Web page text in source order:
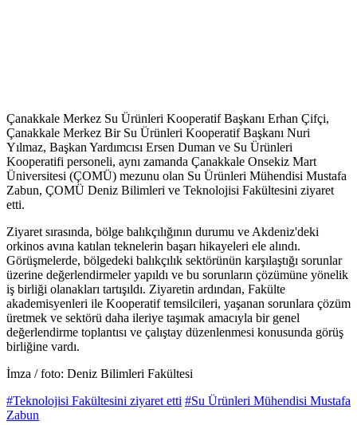
Çanakkale Merkez Su Ürünleri Kooperatif Başkanı Erhan Çifçi,
Çanakkale Merkez Bir Su Ürünleri Kooperatif Başkanı Nuri
Yılmaz, Başkan Yardımcısı Ersen Duman ve Su Ürünleri
Kooperatifi personeli, aynı zamanda Çanakkale Onsekiz Mart
Üniversitesi (ÇOMÜ) mezunu olan Su Ürünleri Mühendisi Mustafa
Zabun, ÇOMÜ Deniz Bilimleri ve Teknolojisi Fakültesini ziyaret
etti.
Ziyaret sırasında, bölge balıkçılığının durumu ve Akdeniz'deki
orkinos avına katılan teknelerin başarı hikayeleri ele alındı.
Görüşmelerde, bölgedeki balıkçılık sektörünün karşılaştığı sorunlar
üzerine değerlendirmeler yapıldı ve bu sorunların çözümüne yönelik
iş birliği olanakları tartışıldı. Ziyaretin ardından, Fakülte
akademisyenleri ile Kooperatif temsilcileri, yaşanan sorunlara çözüm
üretmek ve sektörü daha ileriye taşımak amacıyla bir genel
değerlendirme toplantısı ve çalıştay düzenlenmesi konusunda görüş
birliğine vardı.
İmza / foto: Deniz Bilimleri Fakültesi
#Teknolojisi Fakültesini ziyaret etti #Su Ürünleri Mühendisi Mustafa
Zabun